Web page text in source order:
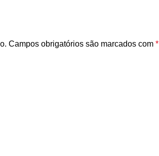
Campos obrigatórios são marcados com *